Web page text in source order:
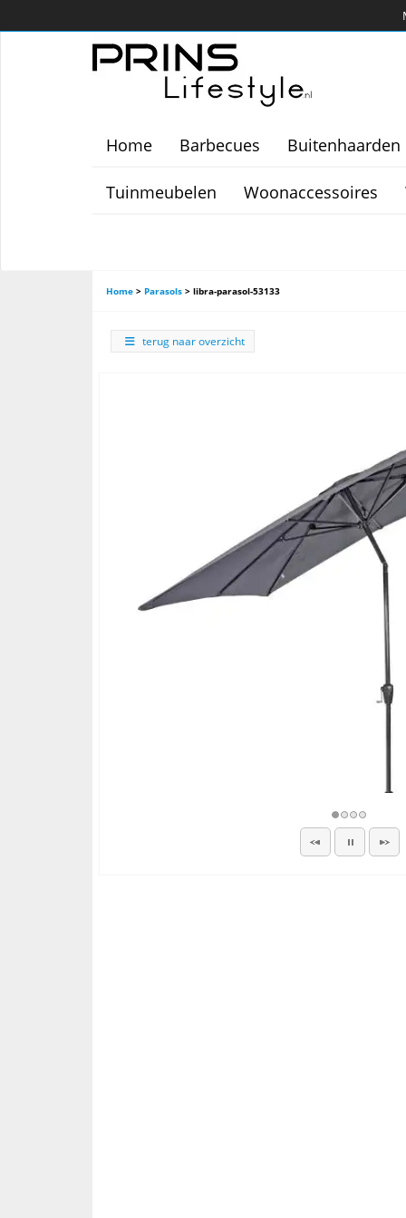
Home Barbecues Buitenhaarden
Tuinmeubelen Woonaccessoires
Home > Parasols > libra-parasol-53133
terug naar overzicht